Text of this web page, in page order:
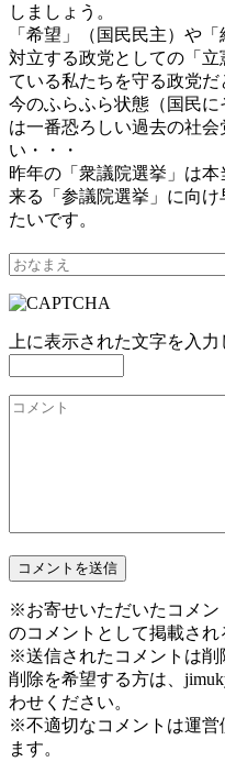
しましょう。
「希望」（国民民主）や
対立する政党としての「
ている私たちを守る政党だ
今のふらふら状態（国民
は一番恐ろしい過去の社
い・・・
昨年の「衆議院選挙」は
来る「参議院選挙」に向
たいです。
上に表示された文字を入力
※お寄せいただいたコメン
のコメントとして掲載され
※送信されたコメントは削
削除を希望する方は、
わせください。
※不適切なコメントは運営
ます。